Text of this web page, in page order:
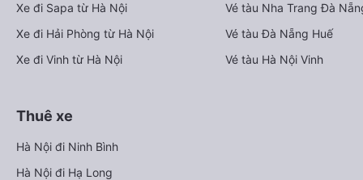
Xe đi Sapa từ Hà Nội
Xe đi Hải Phòng từ Hà Nội
Xe đi Vinh từ Hà Nội
Vé tàu Nha Trang Đà
Vé tàu Đà Nẵng Huế
Vé tàu Hà Nội Vinh
Thuê xe
Hà Nội đi Ninh Bình
Hà Nội đi Hạ Long